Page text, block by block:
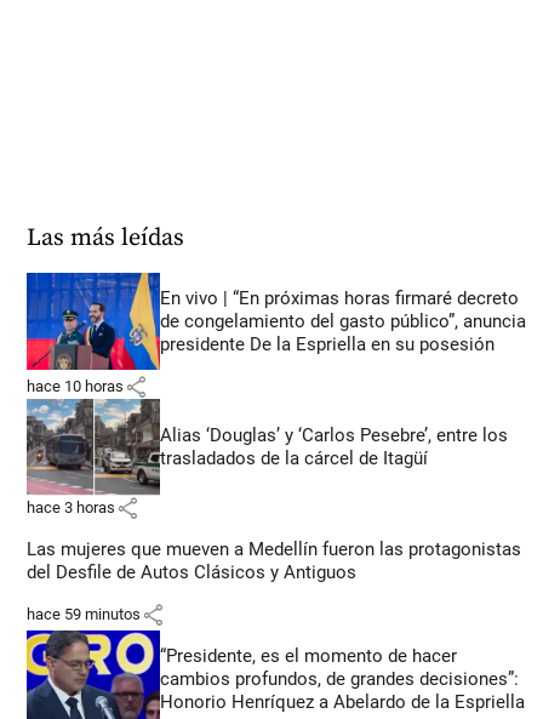
Las más leídas
En vivo | “En próximas horas firmaré decreto
de congelamiento del gasto público”, anuncia
presidente De la Espriella en su posesión
hace 10 horas share
Alias ‘Douglas’ y ‘Carlos Pesebre’, entre los
trasladados de la cárcel de Itagüí
hace 3 horas share
Las mujeres que mueven a Medellín fueron las protagonistas
del Desfile de Autos Clásicos y Antiguos
hace 59 minutos share
“Presidente, es el momento de hacer
cambios profundos, de grandes decisiones”:
Honorio Henríquez a Abelardo de la Espriella